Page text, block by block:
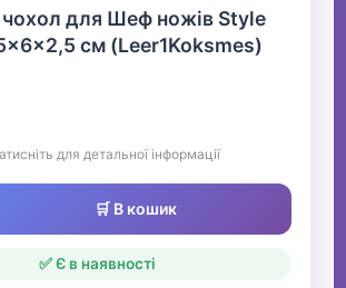
для Шеф ножів Style
см (Leer1Koksmes)
для детальної інформації
🛒 В кошик
✅ Є в наявності